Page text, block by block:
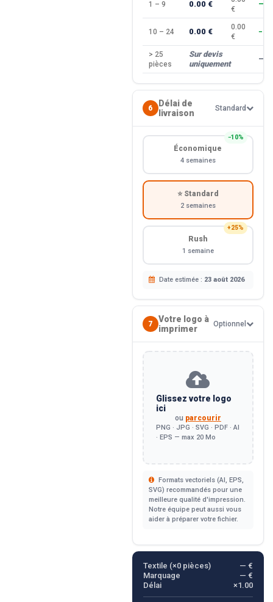
1 – 9 0.00 €
€
—
10 – 24 0.00 €
0.00
€
> 25
pièces
Sur devis
uniquement
—
6
Délai de
livraison
Standard
−10%
Économique
4 semaines
⭐ Standard
2 semaines
+25%
Rush
1 semaine
Date estimée : 23 août 2026
7
Votre logo à
imprimer
Optionnel
Glissez votre logo
ici
ou parcourir
PNG · JPG · SVG · PDF · AI
· EPS — max 20 Mo
Formats vectoriels (AI, EPS,
SVG) recommandés pour une
meilleure qualité d'impression.
Notre équipe peut aussi vous
aider à préparer votre fichier.
Textile (×0pièces)
— €
Marquage
— €
Délai
×1.00